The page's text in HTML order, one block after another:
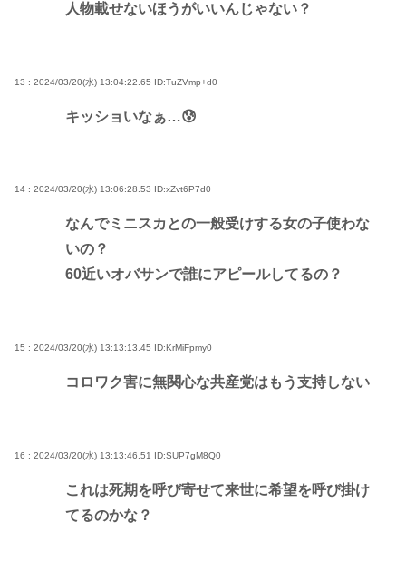
人物載せないほうがいいんじゃない？
13 : 2024/03/20(水) 13:04:22.65 ID:TuZVmp+d0
キッショいなぁ…😰
14 : 2024/03/20(水) 13:06:28.53 ID:xZvt6P7d0
なんでミニスカとの一般受けする女の子使わな
いの？
60近いオバサンで誰にアピールしてるの？
15 : 2024/03/20(水) 13:13:13.45 ID:KrMiFpmy0
コロワク害に無関心な共産党はもう支持しない
16 : 2024/03/20(水) 13:13:46.51 ID:SUP7gM8Q0
これは死期を呼び寄せて来世に希望を呼び掛け
てるのかな？